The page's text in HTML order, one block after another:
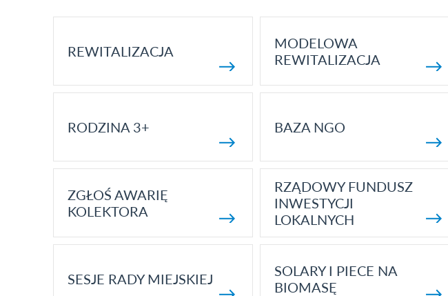
REWITALIZACJA
MODELOWA
REWITALIZACJA
RODZINA 3+ BAZA NGO
ZGŁOŚ AWARIĘ
KOLEKTORA
RZĄDOWY FUNDUSZ
INWESTYCJI
LOKALNYCH
SESJE RADY MIEJSKIEJ
SOLARY I PIECE NA
BIOMASĘ